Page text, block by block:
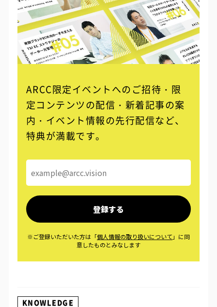
ARCC限定イベントへのご招待・限
定コンテンツの配信・ 新着記事の案
内・イベント情報の先行配信など、
特典が満載です。
KNOWLEDGE